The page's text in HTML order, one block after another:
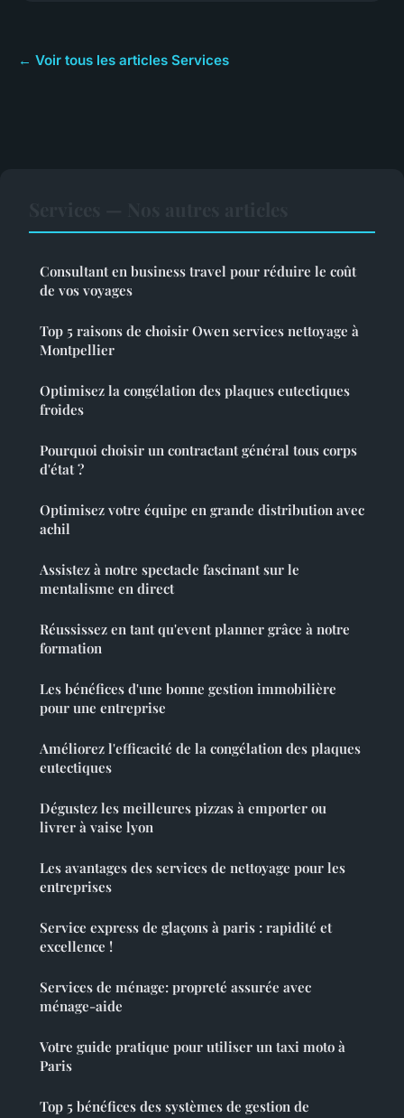
← Voir tous les articles Services
Consultant en business travel pour réduire le coût
de vos voyages
Top 5 raisons de choisir Owen services nettoyage à
Montpellier
Optimisez la congélation des plaques eutectiques
froides
Pourquoi choisir un contractant général tous corps
d'état ?
Optimisez votre équipe en grande distribution avec
achil
Assistez à notre spectacle fascinant sur le
mentalisme en direct
Réussissez en tant qu'event planner grâce à notre
formation
Les bénéfices d'une bonne gestion immobilière
pour une entreprise
Améliorez l'efficacité de la congélation des plaques
eutectiques
Dégustez les meilleures pizzas à emporter ou
livrer à vaise lyon
Les avantages des services de nettoyage pour les
entreprises
Service express de glaçons à paris : rapidité et
excellence !
Services de ménage: propreté assurée avec
ménage-aide
Votre guide pratique pour utiliser un taxi moto à
Paris
Top 5 bénéfices des systèmes de gestion de